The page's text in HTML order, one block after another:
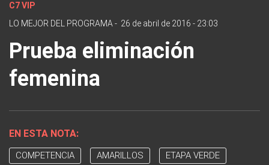
C7 VIP
LO MEJOR DEL PROGRAMA - 26 de abril de 2016 - 23:03
Prueba eliminación
femenina
EN ESTA NOTA:
COMPETENCIA AMARILLOS ETAPA VERDE